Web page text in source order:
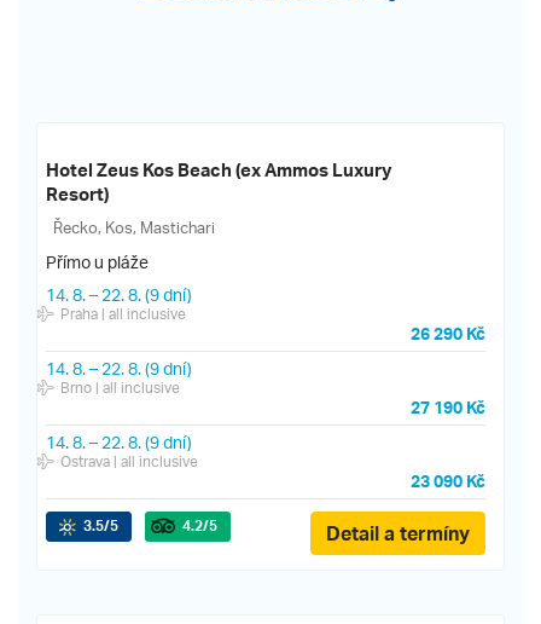
Hotel Zeus Kos Beach (ex Ammos Luxury
Resort)
Řecko, Kos, Mastichari
Přímo u pláže
14. 8.– 22. 8.(9 dní)
Praha| all inclusive
26 290 Kč
14. 8.– 22. 8.(9 dní)
Brno| all inclusive
27 190 Kč
14. 8.– 22. 8.(9 dní)
Ostrava| all inclusive
23 090 Kč
3.5/5 4.2/5 Detail a termíny